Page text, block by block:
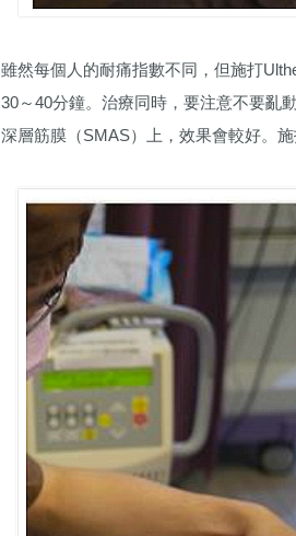
雖然每個人的耐痛指數不同，但施打
30～40分鐘。治療同時，要注意不要亂
深層筋膜（SMAS）上，效果會較好。